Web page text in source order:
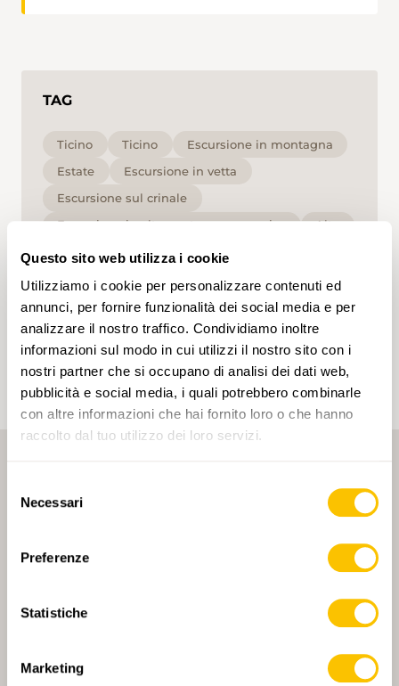
Questo sito web utilizza i cookie
Utilizziamo i cookie per personalizzare contenuti ed
annunci, per fornire funzionalità dei social media e per
analizzare il nostro traffico. Condividiamo inoltre
informazioni sul modo in cui utilizzi il nostro sito con i
nostri partner che si occupano di analisi dei dati web,
pubblicità e social media, i quali potrebbero combinarle
con altre informazioni che hai fornito loro o che hanno
raccolto dal tuo utilizzo dei loro servizi.
delNecessari
Preferenze
Statistiche
Marketing
TAG
Ticino Ticino
Escursione in montagna
Estate
Escursione in vetta
Escursione sul crinale
Escursione in alta quota e panoramica
Alta
T2
Cliccando su un tag, puoi aggiungerlo al tuo
account e ottenere contenuti personalizzati in base
ai tuoi interessi. I tag possono essere salvati solo in
un account.
PARTNER PRINCIPALE E PARTNER DI TRASPORTO